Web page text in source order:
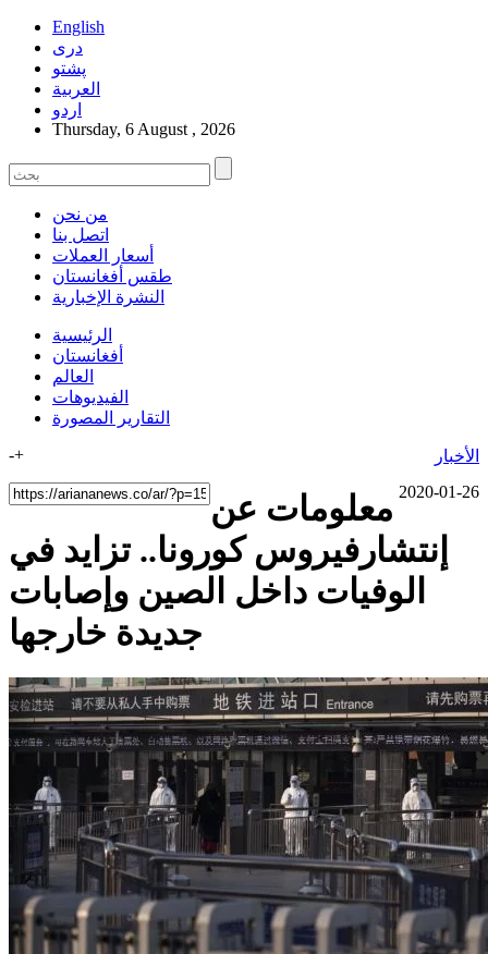
English
دری
پشتو
العربیة
اردو
Thursday, 6 August , 2026
من نحن
اتصل بنا
أسعار العملات
طقس أفغانستان
النشرة الإخبارية
الرئيسية
أفغانستان
العالم
الفیدیوهات
التقاریر المصورة
الأخبار -+
2020-01-26 معلومات عن
إنتشارفيروس كورونا.. تزايد في
الوفيات داخل الصين وإصابات
جديدة خارجها